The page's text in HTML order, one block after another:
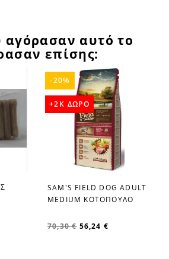
αγόρασαν αυτό το
επίσης:
favorite_border
SAM'S FIELD DOG ADULT
MEDIUM KOTΟΠΟΥΛΟ
70,30 € 56,24 €
-20%
+2K ΔΩΡΟ